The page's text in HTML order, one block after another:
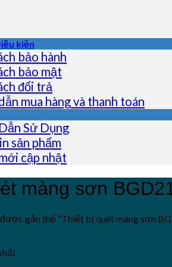
kiện
bảo hành
bảo mật
đổi trả
mua hàng và thanh toán
Sử Dụng
sản phẩm
cập nhật
màng sơn
gắn thẻ “Thiết bị quét màng sơn